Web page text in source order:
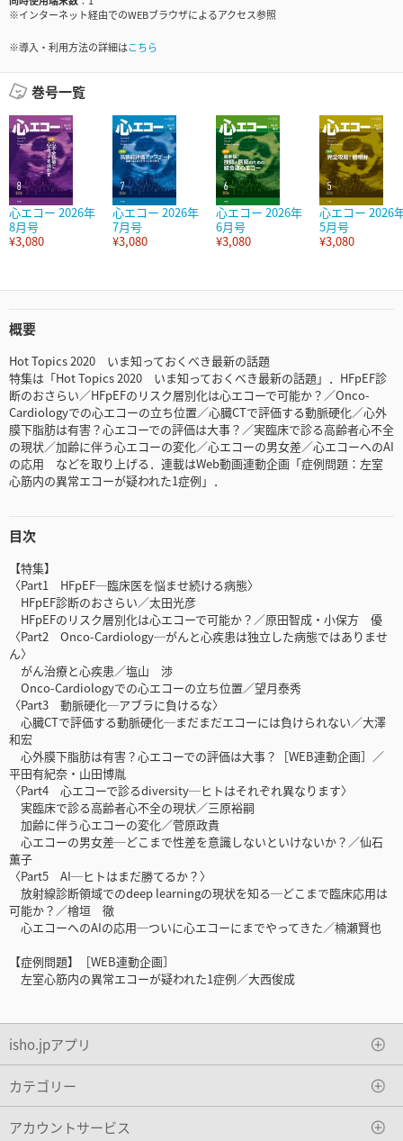
※インターネット経由でのWEBブラウザによるアクセス参照
※導入・利用方法の詳細はこちら
巻号一覧
心エコー 2026年
8月号
¥3,080
心エコー 2026年
7月号
¥3,080
心エコー 2026年
6月号
¥3,080
心エコー 2026
5月号
¥3,080
概要
Hot Topics 2020 いま知っておくべき最新の話題
特集は「Hot Topics 2020 いま知っておくべき最新の話題」．HFpEF診
断のおさらい／HFpEFのリスク層別化は心エコーで可能か？／Onco-
Cardiologyでの心エコーの立ち位置／心臓CTで評価する動脈硬化／心外
膜下脂肪は有害？心エコーでの評価は大事？／実臨床で診る高齢者心不全
の現状／加齢に伴う心エコーの変化／心エコーの男女差／心エコーへのAI
の応用 などを取り上げる．連載はWeb動画連動企画「症例問題：左室
心筋内の異常エコーが疑われた1症例」．
目次
【特集】
〈Part1 HFpEF─臨床医を悩ませ続ける病態〉
HFpEF診断のおさらい／太田光彦
HFpEFのリスク層別化は心エコーで可能か？／原田智成・小保方 優
〈Part2 Onco-Cardiology─がんと心疾患は独立した病態ではありませ
ん〉
がん治療と心疾患／塩山 渉
Onco-Cardiologyでの心エコーの立ち位置／望月泰秀
〈Part3 動脈硬化─アブラに負けるな〉
心臓CTで評価する動脈硬化─まだまだエコーには負けられない／大澤
和宏
心外膜下脂肪は有害？心エコーでの評価は大事？［WEB連動企画］／
平田有紀奈・山田博胤
〈Part4 心エコーで診るdiversity─ヒトはそれぞれ異なります〉
実臨床で診る高齢者心不全の現状／三原裕嗣
加齢に伴う心エコーの変化／菅原政貴
心エコーの男女差─どこまで性差を意識しないといけないか？／仙石
薫子
〈Part5 AI─ヒトはまだ勝てるか？〉
放射線診断領域でのdeep learningの現状を知る─どこまで臨床応用は
可能か？／檜垣 徹
心エコーへのAIの応用─ついに心エコーにまでやってきた／楠瀬賢也
【症例問題】［WEB連動企画］
左室心筋内の異常エコーが疑われた1症例／大西俊成
isho.jpアプリ
カテゴリー
アカウントサービス